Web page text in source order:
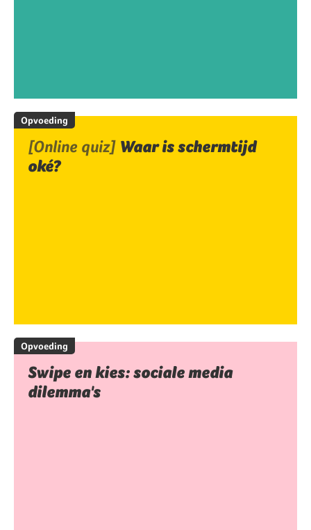
Opvoeding
[Online quiz] Waar is schermtijd
oké?
Opvoeding
Swipe en kies: sociale media
dilemma's